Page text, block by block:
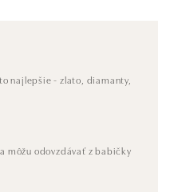
najlepšie - zlato, diamanty,
môžu odovzdávať z babičky